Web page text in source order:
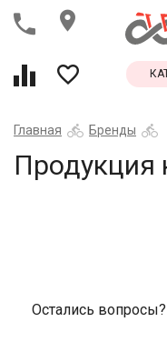
Главная Бренды
Продукция
Остались вопросы?